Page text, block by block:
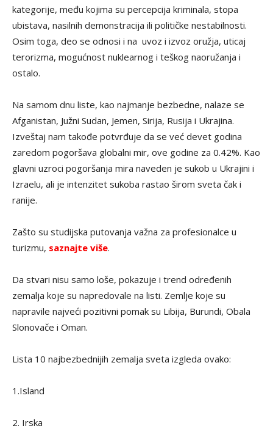
kategorije, među kojima su percepcija kriminala, stopa
ubistava, nasilnih demonstracija ili političke nestabilnosti.
Osim toga, deo se odnosi i na uvoz i izvoz oružja, uticaj
terorizma, mogućnost nuklearnog i teškog naoružanja i
ostalo.
Na samom dnu liste, kao najmanje bezbedne, nalaze se
Afganistan, Južni Sudan, Jemen, Sirija, Rusija i Ukrajina.
Izveštaj nam takođe potvrđuje da se već devet godina
zaredom pogoršava globalni mir, ove godine za 0.42%. Kao
glavni uzroci pogoršanja mira naveden je sukob u Ukrajini i
Izraelu, ali je intenzitet sukoba rastao širom sveta čak i
ranije.
Zašto su studijska putovanja važna za profesionalce u
turizmu, saznajte više.
Da stvari nisu samo loše, pokazuje i trend određenih
zemalja koje su napredovale na listi. Zemlje koje su
napravile najveći pozitivni pomak su Libija, Burundi, Obala
Slonovače i Oman.
Lista 10 najbezbednijih zemalja sveta izgleda ovako:
1.Island
2. Irska